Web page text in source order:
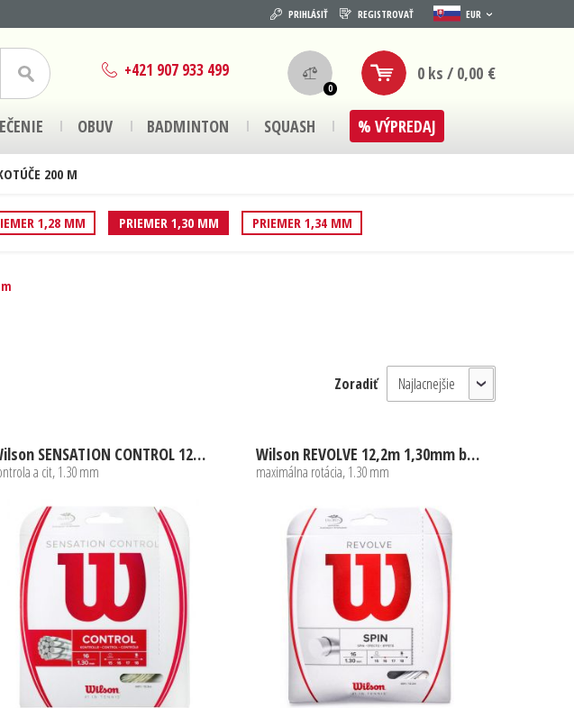
PRIHLÁSIŤ REGISTROVAŤ EUR
+421 907 933 499
0
0 ks / 0,00 €
OBUV BADMINTON SQUASH % VÝPREDAJ
200 M
1,28 MM PRIEMER 1,30 MM PRIEMER 1,34 MM
Zoradiť
Wilson SENSATION CONTROL 12m 1,30mm
a cit, 1.30 mm
Wilson REVOLVE 12,2m 1,30mm biely
maximálna rotácia, 1.30 mm